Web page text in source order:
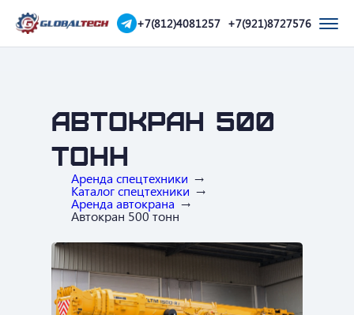
+7(812)4081257 +7(921)8727576
Автокран 500
тонн
Аренда спецтехники
Каталог спецтехники
Аренда автокрана
Автокран 500 тонн